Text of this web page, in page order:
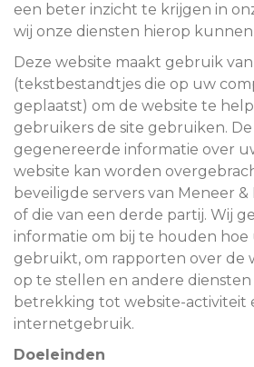
een beter inzicht te krijgen in
wij onze diensten hierop
Deze website maakt gebruik van
(tekstbestandtjes die op uw
geplaatst) om de website te
gebruikers de site gebruiken.
gegenereerde informatie over
website kan worden
beveiligde servers van Meneer
of die van een derde partij. Wij
informatie om bij te houden hoe
gebruikt, om rapporten over de
op te stellen en andere
betrekking tot website-activiteit
internetgebruik.
Doeleinden